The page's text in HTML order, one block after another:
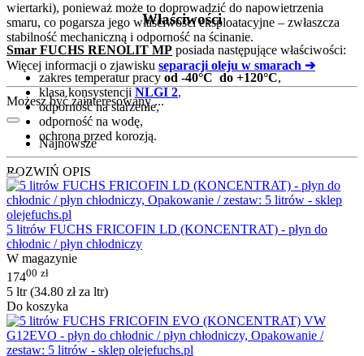
Właściwości
Smar FUCHS RENOLIT MP posiada następujące właściwości:
zakres temperatur pracy od -40°C do +120°C,
klasa konsystencji NLGI 2,
odporność na starzenie,
odporność na wodę,
ochrona przed korozją.
ROZWIŃ OPIS
wiertarki), ponieważ może to doprowadzić do napowietrzenia
smaru, co pogarsza jego właściwości eksploatacyjne – zwłaszcza
stabilność mechaniczną i odporność na ścinanie.
Więcej informacji o zjawisku separacji oleju w smarach ➔
Możesz być zainteresowany ...
Najnowsze
5 litrów FUCHS FRICOFIN LD (KONCENTRAT) - płyn do
chłodnic / płyn chłodniczy
W magazynie
17400 zł
5 ltr (34.80 złza ltr)
Do koszyka